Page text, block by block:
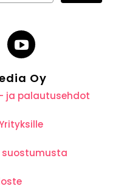
Oy
ja palautusehdot
suostumusta